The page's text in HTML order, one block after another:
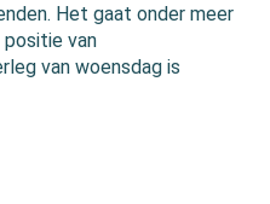
Het gaat onder meer
van
van woensdag is